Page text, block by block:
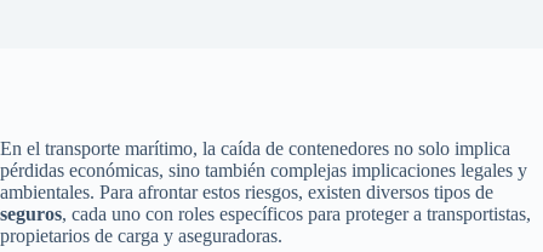
En el transporte marítimo, la caída de contenedores no solo implica
pérdidas económicas, sino también complejas implicaciones legales y
ambientales. Para afrontar estos riesgos, existen diversos tipos de
seguros, cada uno con roles específicos para proteger a transportistas,
propietarios de carga y aseguradoras.